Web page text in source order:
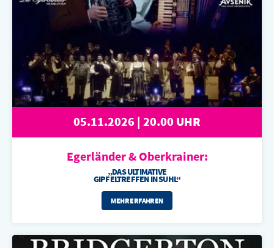
05.11.2026 | 20.00 UHR
Egerländer & Oberkrainer:
„DAS ULTIMATIVE
GIPFELTREFFEN IN SUHL“
MEHR ERFAHREN